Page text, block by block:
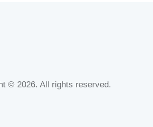
© 2026. All rights reserved.